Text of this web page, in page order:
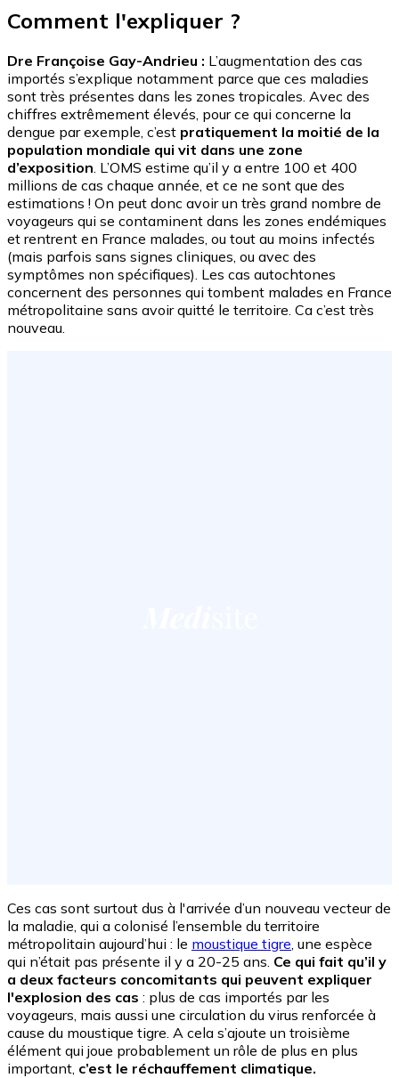
Comment l'expliquer ?
Dre Françoise Gay-Andrieu : L’augmentation des cas
importés s’explique notamment parce que ces maladies
sont très présentes dans les zones tropicales. Avec des
chiffres extrêmement élevés, pour ce qui concerne la
dengue par exemple, c’est pratiquement la moitié de la
population mondiale qui vit dans une zone
d’exposition . L’OMS estime qu’il y a entre 100 et 400
millions de cas chaque année, et ce ne sont que des
estimations ! On peut donc avoir un très grand nombre de
voyageurs qui se contaminent dans les zones endémiques
et rentrent en France malades, ou tout au moins infectés
(mais parfois sans signes cliniques, ou avec des
symptômes non spécifiques). Les cas autochtones
concernent des personnes qui tombent malades en France
métropolitaine sans avoir quitté le territoire. Ca c’est très
nouveau.
Ces cas sont surtout dus à l'arrivée d’un nouveau vecteur de
la maladie, qui a colonisé l’ensemble du territoire
métropolitain aujourd’hui : le moustique tigre , une espèce
qui n’était pas présente il y a 20-25 ans. Ce qui fait qu’il y
a deux facteurs concomitants qui peuvent expliquer
l'explosion des cas : plus de cas importés par les
voyageurs, mais aussi une circulation du virus renforcée à
cause du moustique tigre. A cela s’ajoute un troisième
élément qui joue probablement un rôle de plus en plus
important, c’est le réchauffement climatique.